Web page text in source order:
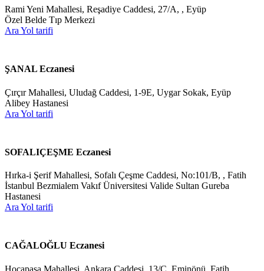
Rami Yeni Mahallesi, Reşadiye Caddesi, 27/A, , Eyüp
Özel Belde Tıp Merkezi
Ara Yol tarifi
ŞANAL Eczanesi
Çırçır Mahallesi, Uludağ Caddesi, 1-9E, Uygar Sokak, Eyüp
Alibey Hastanesi
Ara Yol tarifi
SOFALIÇEŞME Eczanesi
Hırka-i Şerif Mahallesi, Sofalı Çeşme Caddesi, No:101/B, , Fatih
İstanbul Bezmialem Vakıf Üniversitesi Valide Sultan Gureba
Hastanesi
Ara Yol tarifi
CAĞALOĞLU Eczanesi
Hocapaşa Mahallesi, Ankara Caddesi, 13/C, Eminönü, Fatih